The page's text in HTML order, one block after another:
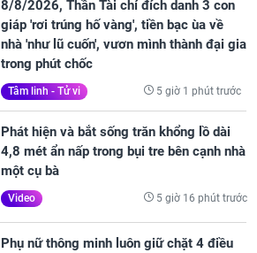
8/8/2026, Thần Tài chỉ đích danh 3 con
giáp 'rơi trúng hố vàng', tiền bạc ùa về
nhà 'như lũ cuốn', vươn mình thành đại gia
trong phút chốc
Tâm linh - Tử vi 5 giờ 1 phút trước
Phát hiện và bắt sống trăn khổng lồ dài
4,8 mét ẩn nấp trong bụi tre bên cạnh nhà
một cụ bà
Video 5 giờ 16 phút trước
Phụ nữ thông minh luôn giữ chặt 4 điều